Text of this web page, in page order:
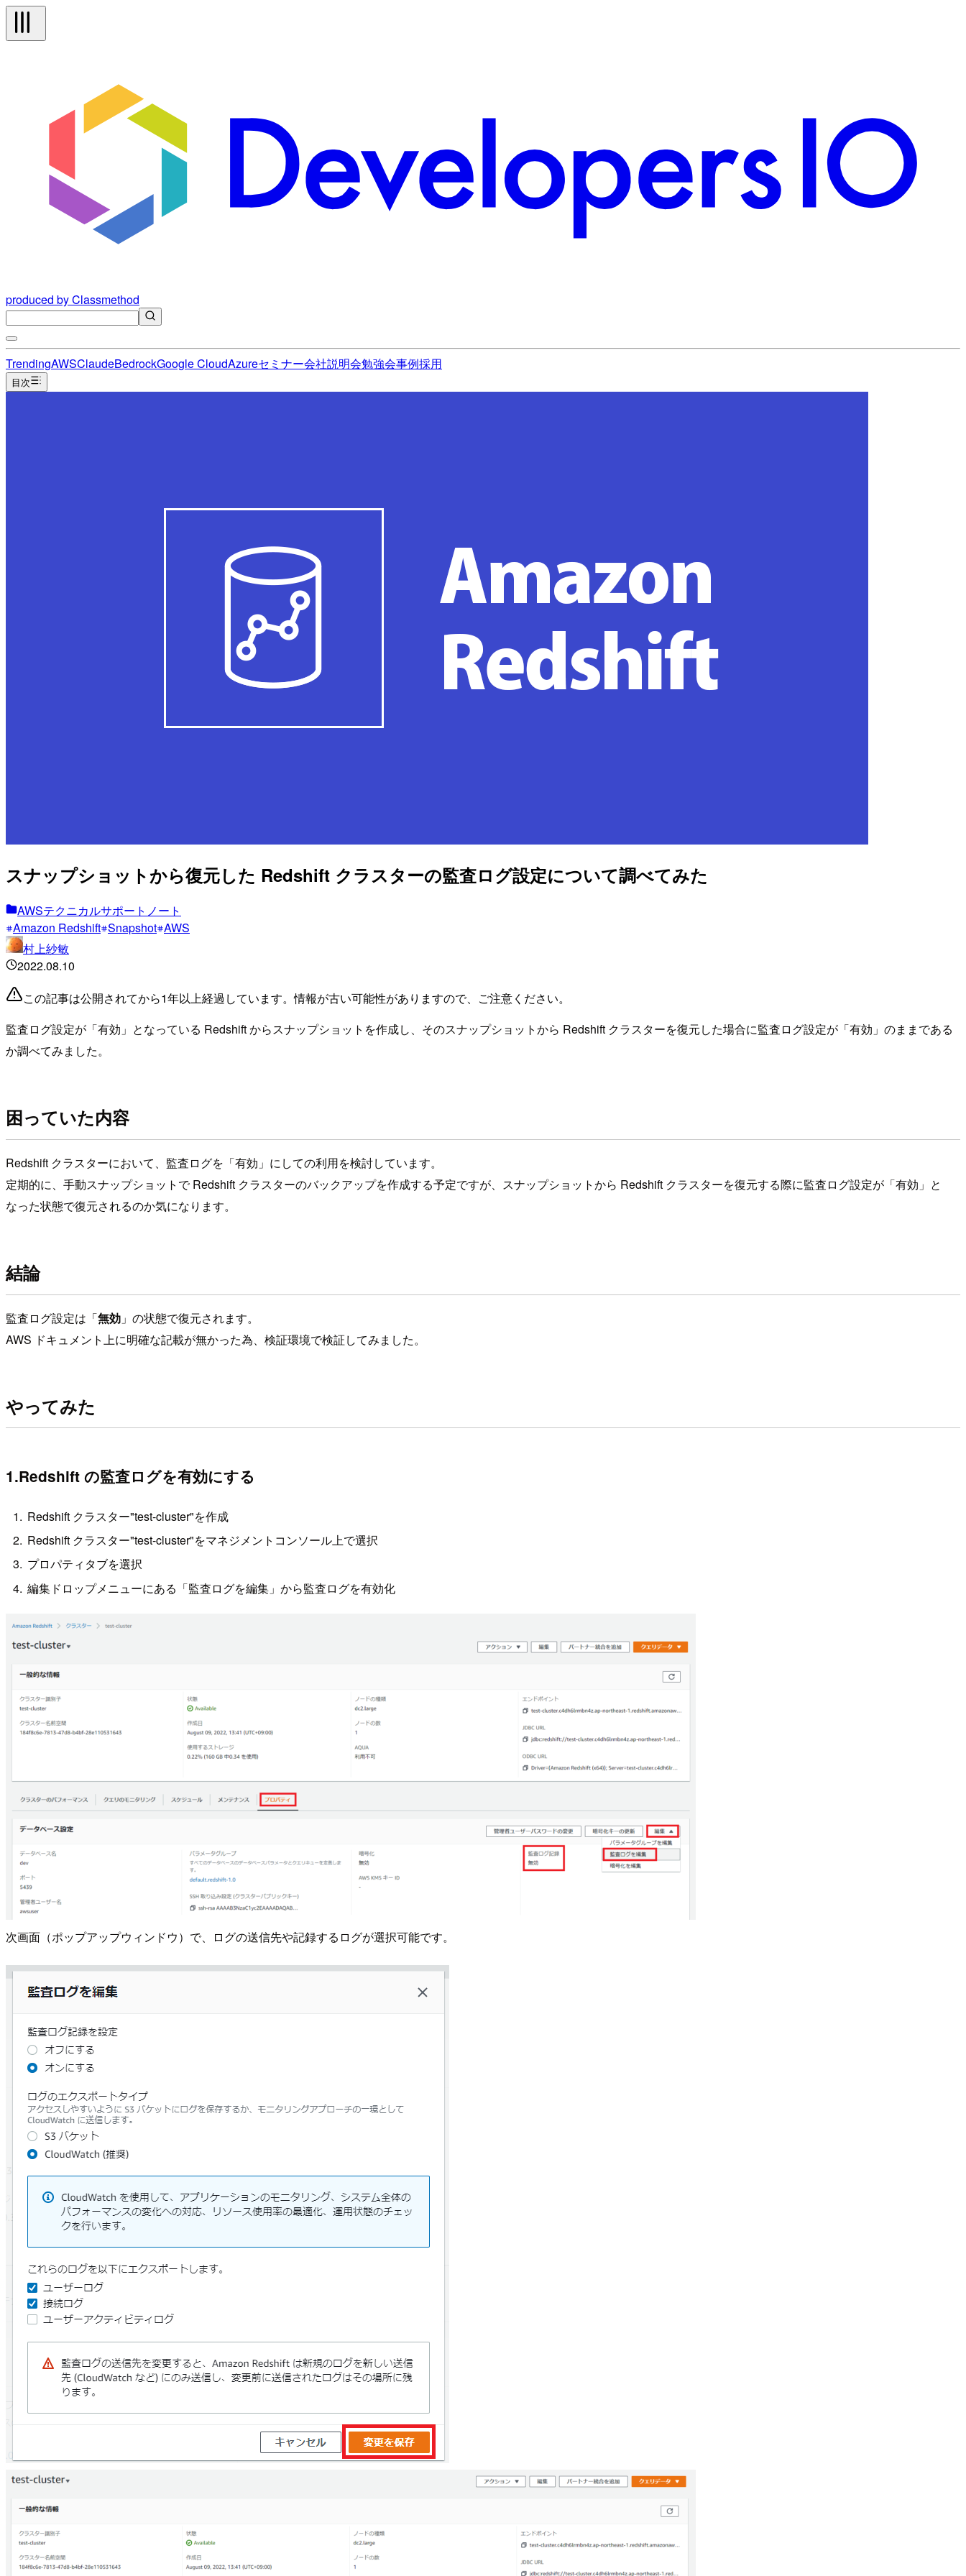
produced by Classmethod
TrendingAWSClaudeBedrockGoogle CloudAzureセミナー会社説明会勉強会事例採用
目次
スナップショットから復元した Redshift クラスターの監査ログ設定について調べてみた
AWSテクニカルサポートノート
Amazon Redshift Snapshot AWS
村上紗敏
2022.08.10
この記事は公開されてから1年以上経過しています。情報が古い可能性がありますので、ご注意ください。
監査ログ設定が「有効」となっている Redshift からスナップショットを作成し、そのスナップショットから Redshift クラスターを復元した場合に監査ログ設定が「有効」のままである
か調べてみました。
困っていた内容
Redshift クラスターにおいて、監査ログを「有効」にしての利用を検討しています。
定期的に、手動スナップショットで Redshift クラスターのバックアップを作成する予定ですが、スナップショットから Redshift クラスターを復元する際に監査ログ設定が「有効」と
なった状態で復元されるのか気になります。
結論
監査ログ設定は「無効 」の状態で復元されます。
AWS ドキュメント上に明確な記載が無かった為、検証環境で検証してみました。
やってみた
1.Redshift の監査ログを有効にする
Redshift クラスター"test-cluster"を作成
Redshift クラスター"test-cluster"をマネジメントコンソール上で選択
プロパティタブを選択
編集ドロップメニューにある「監査ログを編集」から監査ログを有効化
次画面（ポップアップウィンドウ）で、ログの送信先や記録するログが選択可能です。